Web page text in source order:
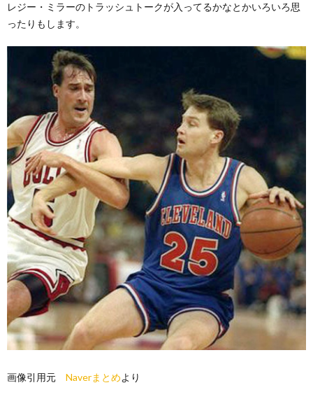
レジー・ミラーのトラッシュトークが入ってるかなとかいろいろ思
ったりもします。
画像引用元 Naverまとめより